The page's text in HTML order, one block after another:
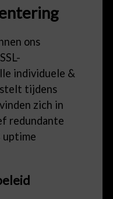
ons
individuele &
tijdens
zich in
redundante
uptime